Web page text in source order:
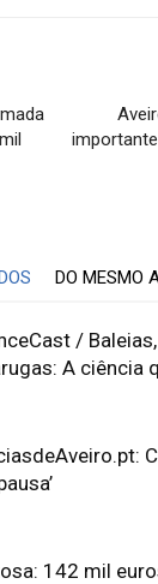
DO MESMO
/
A ciência
142 mil